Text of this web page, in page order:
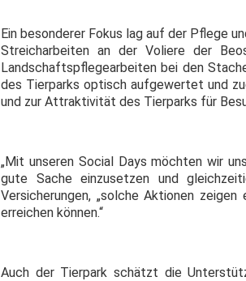
Ein besonderer Fokus lag auf der Pflege
Streicharbeiten an der Voliere der
Landschaftspflegearbeiten bei den
des Tierparks optisch aufgewertet und
und zur Attraktivität des Tierparks für
„Mit unseren Social Days möchten wir
gute Sache einzusetzen und
Versicherungen, „solche Aktionen
erreichen können.“
Auch der Tierpark schätzt die